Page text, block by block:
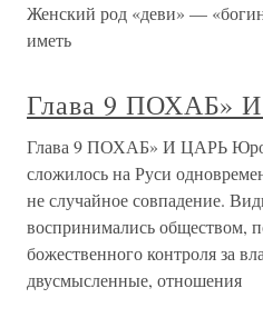
Женский род «деви» —
иметь
Глава 9 ПОХАБ»
Глава 9 ПОХАБ» И ЦАРЬ
сложилось на Руси
не случайное совпадение.
воспринимались обществом,
божественного контроля за
двусмысленные, отношения